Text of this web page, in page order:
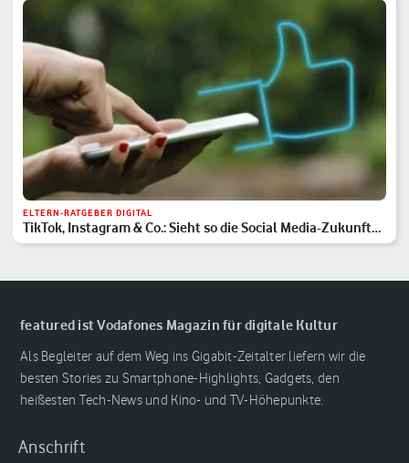
ELTERN-RATGEBER DIGITAL
TikTok, Instagram & Co.: Sieht so die Social Media-Zukunft
aus?
featured ist Vodafones Magazin für digitale Kultur
Als Begleiter auf dem Weg ins Gigabit-Zeitalter liefern wir die
besten Stories zu Smartphone-Highlights, Gadgets, den
heißesten Tech-News und Kino- und TV-Höhepunkte.
Anschrift